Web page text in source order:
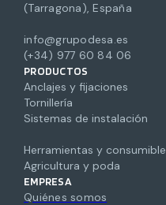
(Tarragona), España
info@grupodesa.es
(+34) 977 60 84 06
PRODUCTOS
Anclajes y fijaciones
Tornillería
Sistemas de instalación
Herramientas y
Agricultura y poda
EMPRESA
Quiénes somos